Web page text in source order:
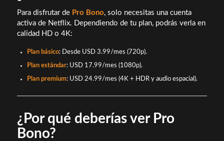
Para disfrutar de Pro Bono, solo necesitas una cuenta
activa de Netflix. Dependiendo de tu plan, podrás verla en
calidad HD o 4K:
Plan básico: Desde USD 3.99/mes (720p).
Plan estándar: USD 17.99/mes (1080p).
Plan premium: USD 24.99/mes (4K + HDR y audio espacial).
¿Por qué deberías ver Pro
Bono?